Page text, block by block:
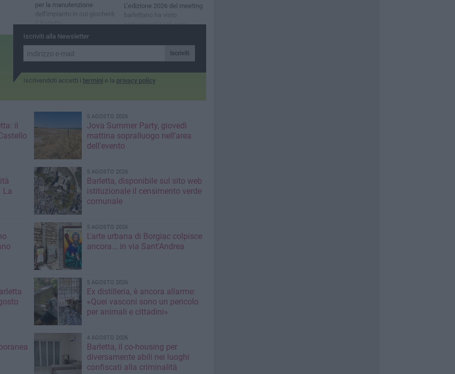
per la manutenzione
dell'impianto in cui giocherà
il Barletta
L’edizione 2026 del meeting
barlettano ha visto
protagonisti tanti nomi
cubano Andy Diaz
Iscriviti alla Newsletter
Iscriviti
Iscrivendoti accetti i termini e la privacy policy
il
5 AGOSTO 2026
Jova Summer Party, giovedì
mattina sopralluogo nell'area
dell'evento
La
5 AGOSTO 2026
Barletta, disponibile sul sito web
istituzionale il censimento verde
comunale
5 AGOSTO 2026
L'arte urbana di Borgiac colpisce
ancora... in via Sant'Andrea
5 AGOSTO 2026
Ex distilleria, è ancora allarme:
«Quei vasconi sono un pericolo
per animali e cittadini»
4 AGOSTO 2026
Barletta, il co-housing per
diversamente abili nei luoghi
confiscati alla criminalità